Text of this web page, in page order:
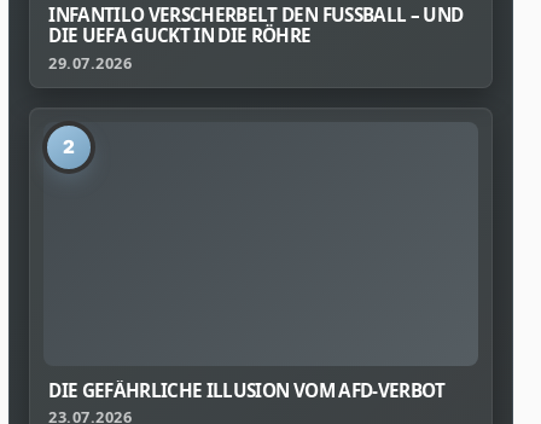
INFANTILO VERSCHERBELT DEN FUSSBALL – UND D
IE UEFA GUCKT IN DIE RÖHRE
29.07.2026
2
DIE GEFÄHRLICHE ILLUSION VOM AFD-VERBOT
23.07.2026